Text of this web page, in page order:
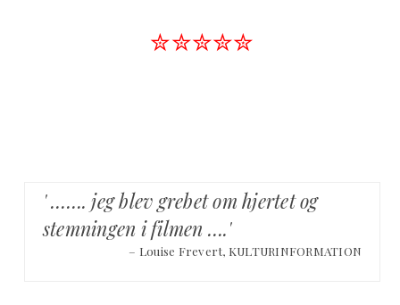
✮✮✮✮✮
' ……. jeg blev grebet om hjertet og
stemningen i filmen ….'
– Louise Frevert, KULTURINFORMATION